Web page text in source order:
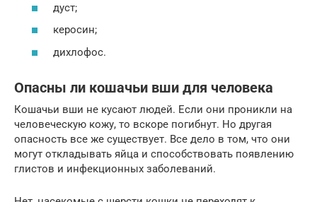
дуст;
керосин;
дихлофос.
Опасны ли кошачьи вши для человека
Кошачьи вши не кусают людей. Если они проникли на
человеческую кожу, то вскоре погибнут. Но другая
опасность все же существует. Все дело в том, что они
могут откладывать яйца и способствовать появлению
глистов и инфекционных заболеваний.